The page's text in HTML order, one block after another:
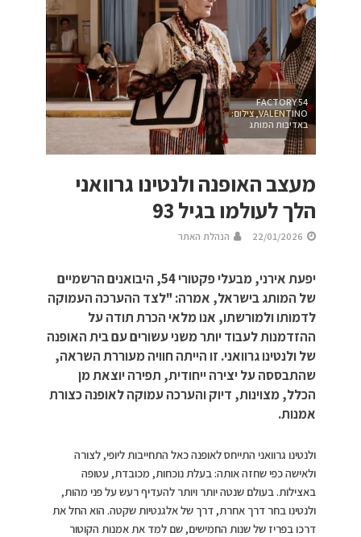
FACTORY 54
VALENTINO, צילום:
באדיבות המותג
מעצב האופנה ולנטינו גרוואני
הלך לעולמו בגיל 93
22/01/2026 הנהלת האתר
יפעת אירני, מבעלי פקטורי 54, היבואנים הרשמיים
של המותג בישראל, אמרה: "לצד ההערכה העמוקה
לדמותו ולמורשתו, אנו מלאי הכרת תודה על
ההזדמנות לעבוד יותר משני עשורים עם בית האופנה
של ולנטינו גרוואני. זו הייתה חוויה מעוררת השראה,
שהתבססה על יצירה ייחודית, תפירה יוצאת מן
הכלל, מצוינות, דיוק והערכה עמוקה לאופנה כצורת
אמנות.
ולנטינו גרוואני התייחס לאופנה כאל התחייבות ליופי, לצורה
ולאישה כפי שחזה אותה: בעלת נוכחות, מכובדת, עטופה
באצילות. בעולם שנטה יותר ויותר להעדיף רעש על פני מהות,
ולנטינו בחר דרך אחרת, דרך של אלגנטיות שקטה. הוא החל את
דרכו בפריז של שנות החמישים, שם למד את אמנות הקוטור